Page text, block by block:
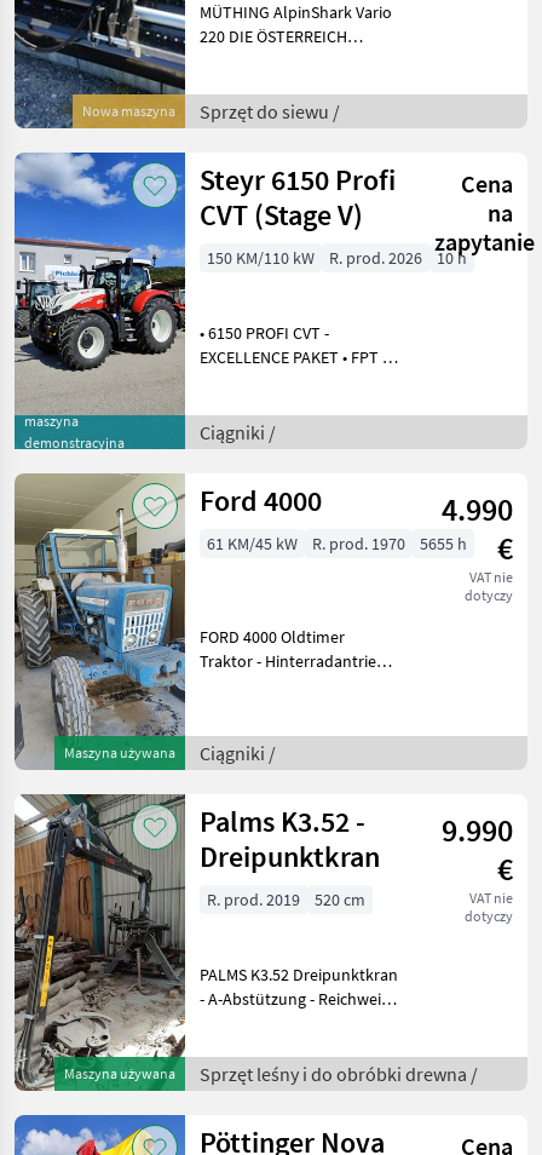
Nowa maszyna
MÜTHING AlpinShark Vario
220 DIE ÖSTERREICH
Ackerbau – der leichtzügige
Mulcher für höchste
Sprzęt do siewu /
maszyna
demonstracyjna
Steyr 6150 Profi
CVT (Stage V)
Cena
na
zapytanie
150 KM/110 kW R. prod. 2026 10 h
• 6150 PROFI CVT -
EXCELLENCE PAKET • FPT 6
175PS mit PowerBoost •
738Nm max. Drehmoment •
Ciągniki /
Maszyna używana
Ford 4000
4.990
€
VAT nie
dotyczy
61 KM/45 kW R. prod. 1970 5655 h
FORD 4000 Oldtimer
Traktor - Hinterradantrieb -
vielen Sachen erneuert
oder repariert: Kühler und
Ciągniki /
Maszyna używana
Palms K3.52 -
Dreipunktkran
9.990
€
VAT nie
dotyczy
R. prod. 2019 520 cm
PALMS K3.52 Dreipunktkran
- A-Abstützung - Reichweite:
Hubmoment - 4
Schwenkzylinder - 30 kN
Sprzęt leśny i do obróbki drewna /
Pöttinger Nova Cena